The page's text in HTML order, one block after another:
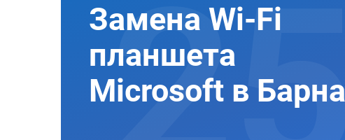
Замена Wi-Fi
планшета
Microsoft в